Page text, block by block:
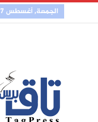
الجمعة, أغسطس 7, 2026